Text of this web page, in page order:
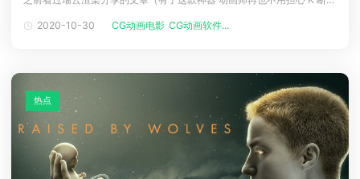
在今日研发团队推出了Animcraft1.1 版本，迎来了19项新功能与升级，让
2020-10-30 CG动画电影 CG动画软件...
热点